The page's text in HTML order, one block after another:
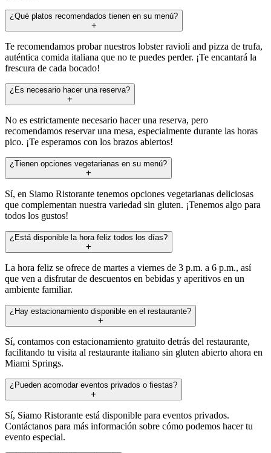
¿Qué platos recomendados tienen en su menú?
Te recomendamos probar nuestros lobster ravioli and pizza de trufa,
auténtica comida italiana que no te puedes perder. ¡Te encantará la
frescura de cada bocado!
¿Es necesario hacer una reserva?
No es estrictamente necesario hacer una reserva, pero
recomendamos reservar una mesa, especialmente durante las horas
pico. ¡Te esperamos con los brazos abiertos!
¿Tienen opciones vegetarianas en su menú?
Sí, en Siamo Ristorante tenemos opciones vegetarianas deliciosas
que complementan nuestra variedad sin gluten. ¡Tenemos algo para
todos los gustos!
¿Está disponible la hora feliz todos los días?
La hora feliz se ofrece de martes a viernes de 3 p.m. a 6 p.m., así
que ven a disfrutar de descuentos en bebidas y aperitivos en un
ambiente familiar.
¿Hay estacionamiento disponible en el restaurante?
Sí, contamos con estacionamiento gratuito detrás del restaurante,
facilitando tu visita al restaurante italiano sin gluten abierto ahora en
Miami Springs.
¿Pueden acomodar eventos privados o fiestas?
Sí, Siamo Ristorante está disponible para eventos privados.
Contáctanos para más información sobre cómo podemos hacer tu
evento especial.